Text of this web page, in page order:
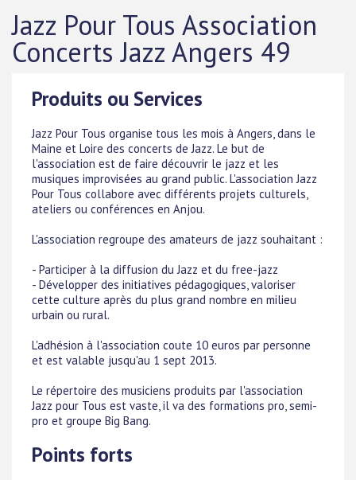
Jazz Pour Tous Association
Concerts Jazz Angers 49
Produits ou Services
Jazz Pour Tous organise tous les mois à Angers, dans le
Maine et Loire des concerts de Jazz. Le but de
l'association est de faire découvrir le jazz et les
musiques improvisées au grand public. L'association Jazz
Pour Tous collabore avec différents projets culturels,
ateliers ou conférences en Anjou.
L'association regroupe des amateurs de jazz souhaitant :
- Participer à la diffusion du Jazz et du free-jazz
- Développer des initiatives pédagogiques, valoriser
cette culture après du plus grand nombre en milieu
urbain ou rural.
L'adhésion à l'association coute 10 euros par personne
et est valable jusqu'au 1 sept 2013.
Le répertoire des musiciens produits par l'association
Jazz pour Tous est vaste, il va des formations pro, semi-
pro et groupe Big Bang.
Points forts